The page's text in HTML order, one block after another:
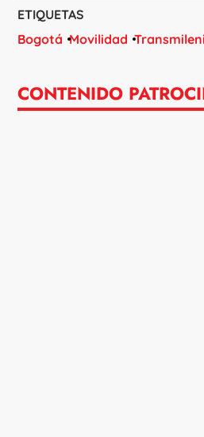
ETIQUETAS
Bogotá Movilidad
CONTENIDO